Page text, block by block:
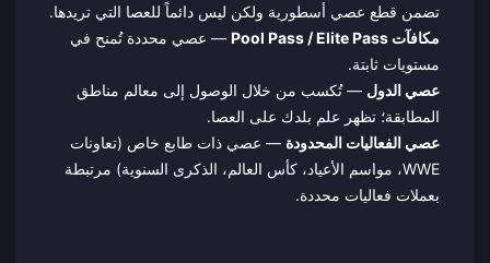
تضمن قطع عصي أسطورية ولكن ليس دائماً للعصا التي تريدها.
مكافآت Pool Pass / Elite Pass
— عصي محددة تُمنح في
مستويات ثابتة.
عصي الدول — تُكسب من خلال الوصول إلى معالم مناطق
المطابقة؛ تظهر علم بلدك على العصا.
عصي الفعاليات المحدودة — عصي ذات طابع خاص (تعاونات
WWE، مواسم الأعياد، كأس العالم، الذكرى السنوية) مرتبطة
بعملات فعاليات محددة.